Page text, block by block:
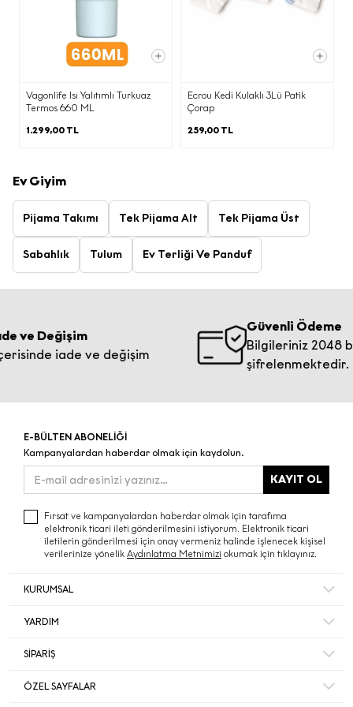
Vagonlife Isı Yalıtımlı Turkuaz
Termos 660 ML
1.299,00 TL
Ecrou Kedi Kulaklı 3Lü Patik
Çorap
259,00 TL
Ev Giyim
Pijama Takımı Tek Pijama Alt Tek Pijama Üst
Sabahlık Tulum Ev Terliği Ve Panduf
Değişim
iade ve değişim
Güvenli Ödeme
Bilgileriniz 2048 bit
şifrelenmektedir.
E-BÜLTEN ABONELİĞİ
Kampanyalardan haberdar olmak için kaydolun.
KAYIT OL
Fırsat ve kampanyalardan haberdar olmak için tarafıma
elektronik ticari ileti gönderilmesini istiyorum. Elektronik ticari
iletilerin gönderilmesi için onay vermeniz halinde işlenecek kişisel
verilerinize yönelik Aydınlatma Metnimizi okumak için tıklayınız.
KURUMSAL
Mağazalar
Ecrou’da Kariyer ve İş Başvurusu
YARDIM
Sıkça Sorulan Sorular
Gizlilik ve Güvenlik
SİPARİŞ
ÖZEL SAYFALAR